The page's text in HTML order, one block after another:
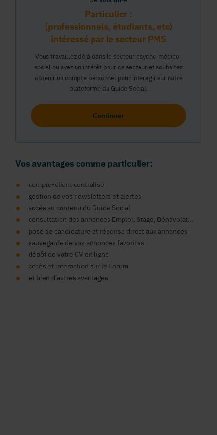
Particulier :
(professionnels, étudiants, etc)
intéressé par le secteur PMS
Vous travaillez déjà dans le secteur psycho-médico-
social ou avez un intérêt pour ce secteur et souhaitez
obtenir un compte personnel pour interagir sur notre
plateforme du Guide Social.
Continuer
Vos avantages comme particulier:
compte-client centralisé
gestion de vos newsletters et alertes
accés au contenu du Guide Social
consultation des annonces Emploi, Stage, Bénévolat...
pose de candidature et réponse direct aux annonces
sauvegarde de vos annonces favorites
dépôt de votre CV en ligne
accès et interaction sur le Forum
et bien d'autres avantages